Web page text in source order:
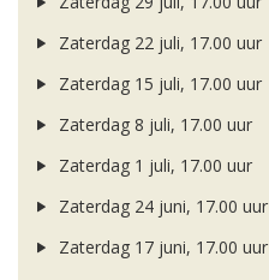
Zaterdag 22 juli, 17.00 uur
Zaterdag 15 juli, 17.00 uur
Zaterdag 8 juli, 17.00 uur
Zaterdag 1 juli, 17.00 uur
Zaterdag 24 juni, 17.00 uur
Zaterdag 17 juni, 17.00 uur